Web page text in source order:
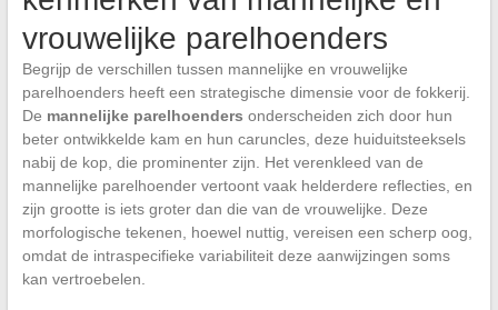
vrouwelijke parelhoenders
Begrijp de verschillen tussen mannelijke en vrouwelijke
parelhoenders heeft een strategische dimensie voor de fokkerij.
De mannelijke parelhoenders onderscheiden zich door hun
beter ontwikkelde kam en hun caruncles, deze huiduitsteeksels
nabij de kop, die prominenter zijn. Het verenkleed van de
mannelijke parelhoender vertoont vaak helderdere reflecties, en
zijn grootte is iets groter dan die van de vrouwelijke. Deze
morfologische tekenen, hoewel nuttig, vereisen een scherp oog,
omdat de intraspecifieke variabiliteit deze aanwijzingen soms
kan vertroebelen.